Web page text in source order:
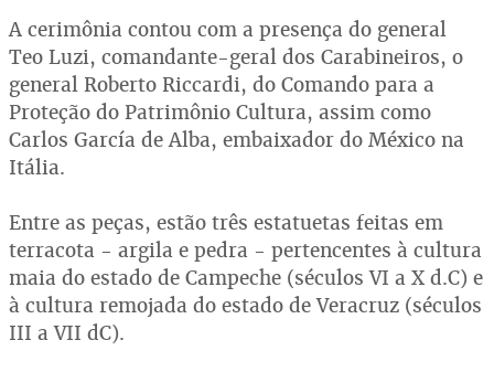
A cerimônia contou com a presença do general
Teo Luzi, comandante-geral dos Carabineiros, o
general Roberto Riccardi, do Comando para a
Proteção do Patrimônio Cultura, assim como
Carlos García de Alba, embaixador do México na
Itália.
Entre as peças, estão três estatuetas feitas em
terracota - argila e pedra - pertencentes à cultura
maia do estado de Campeche (séculos VI a X d.C) e
à cultura remojada do estado de Veracruz (séculos
III a VII dC).